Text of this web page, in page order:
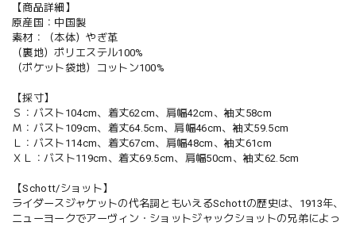
【商品詳細】
原産国：中国製
素材：（本体）やぎ革
（裏地）ポリエステル100%
（ポケット袋地）コットン100%
【採寸】
Ｓ：バスト104cm、着丈62cm、肩幅42cm、袖丈58cm
Ｍ：バスト109cm、着丈64.5cm、肩幅46cm、袖丈59.5cm
Ｌ：バスト114cm、着丈67cm、肩幅48cm、袖丈61cm
ＸＬ：バスト119cm、着丈69.5cm、肩幅50cm、袖丈62.5cm
【Schott/ショット】
ライダースジャケットの代名詞ともいえるSchottの歴史は、1913年、
ニューヨークでアーヴィン・ショットジャックショットの兄弟によっ